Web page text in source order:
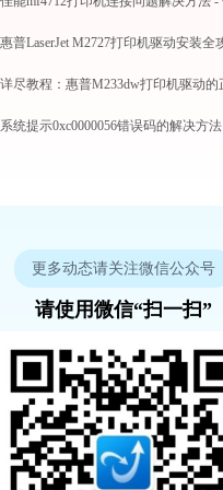
系统提示0xc0000056错误码的解决方法
更多动态请关注微信公众号
请使用微信“扫一扫”